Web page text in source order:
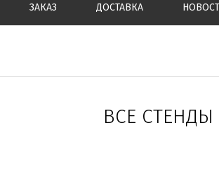
ЗАКАЗ ДОСТАВКА
ВСЕ СТЕНДЫ